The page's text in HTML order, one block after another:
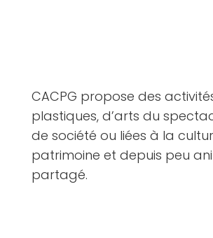
CACPG propose des
plastiques, d’arts du
de société ou liées à la
patrimoine et depuis peu
partagé.